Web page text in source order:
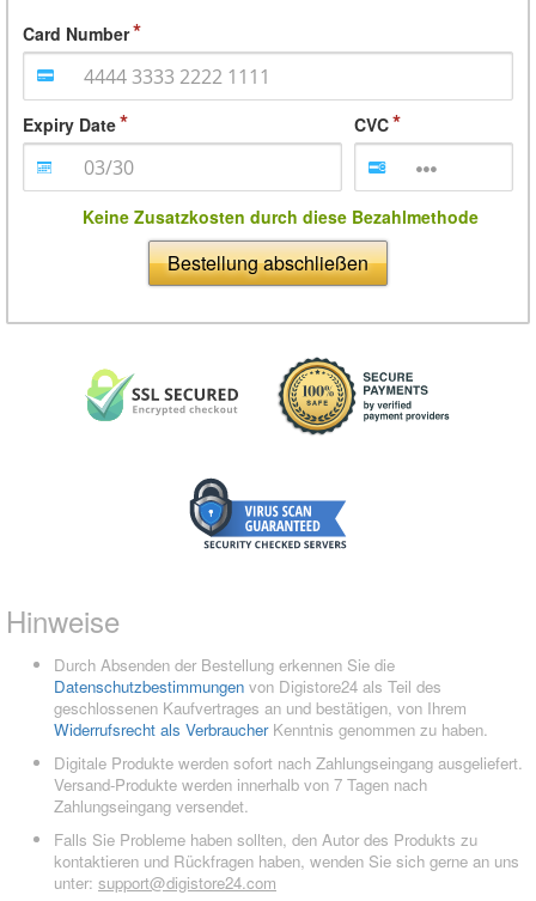
Card Number
Expiry Date CVC
Keine Zusatzkosten durch diese Bezahlmethode
Bestellung abschließen
Hinweise
Durch Absenden der Bestellung erkennen Sie die
Datenschutzbestimmungen von Digistore24 als Teil des
geschlossenen Kaufvertrages an und bestätigen, von Ihrem
Widerrufsrecht als VerbraucherKenntnis genommen zu haben.
Digitale Produkte werden sofort nach Zahlungseingang ausgeliefert.
Versand-Produkte werden innerhalb von 7 Tagen nach
Zahlungseingang versendet.
Falls Sie Probleme haben sollten, den Autor des Produkts zu
kontaktieren und Rückfragen haben, wenden Sie sich gerne an uns
unter: support@digistore24.com